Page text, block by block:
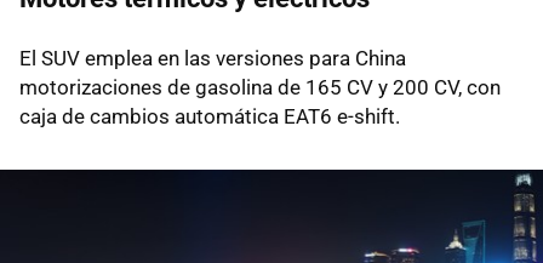
El SUV emplea en las versiones para China
motorizaciones de gasolina de 165 CV y 200 CV, con
caja de cambios automática EAT6 e-shift.